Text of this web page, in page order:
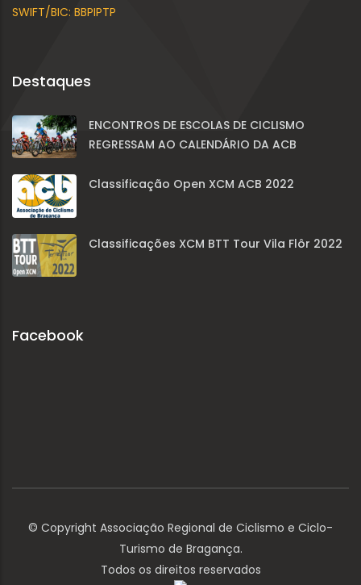
SWIFT/BIC: BBPIPTP
Destaques
ENCONTROS DE ESCOLAS DE CICLISMO
REGRESSAM AO CALENDÁRIO DA ACB
Classificação Open XCM ACB 2022
Classificações XCM BTT Tour Vila Flôr 2022
Facebook
© Copyright Associação Regional de Ciclismo e Ciclo-
Turismo de Bragança.
Todos os direitos reservados